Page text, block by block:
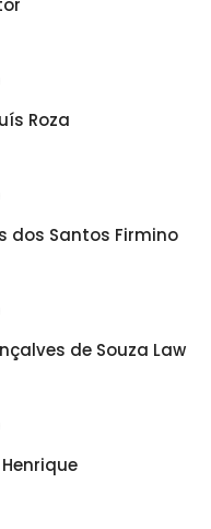
Roza
dos Santos Firmino
de Souza Law